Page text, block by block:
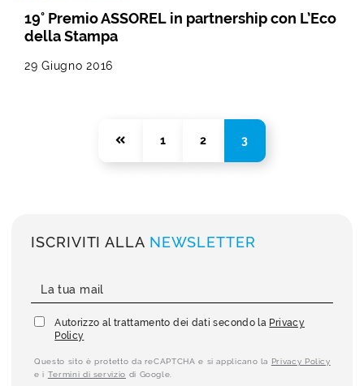
19° Premio ASSOREL in partnership con L’Eco
della Stampa
29 Giugno 2016
1 2 3
ISCRIVITI ALLA NEWSLETTER
Autorizzo al trattamento dei dati secondo la Privacy
Policy
Questo sito è protetto da reCAPTCHA e si applicano la Privacy Policy
e i Termini di servizio di Google.